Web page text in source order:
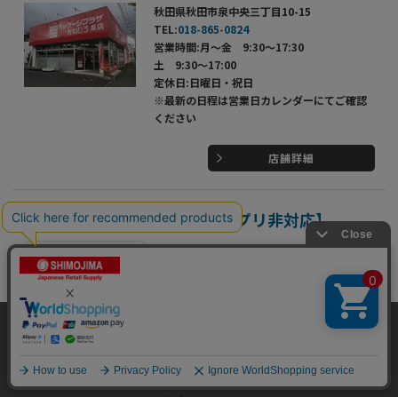
当サイトはクッキー（Cookie）を使用しています。Cookieの使用に同意いた
だける場合は「OK」をクリックしてください。
OK
秋田県秋田市泉中央三丁目10-15
TEL:018-865-0824
営業時間:月～金 9:30～17:30
土 9:30～17:00
定休日:日曜日・祝日
※最新の日程は営業日カレンダーにてご確認
ください
店舗詳細
パッケージプラザ 大館店【アプリ非対応】
名入れ・特注品相談
定休日:年中無休（年末年始を除く）